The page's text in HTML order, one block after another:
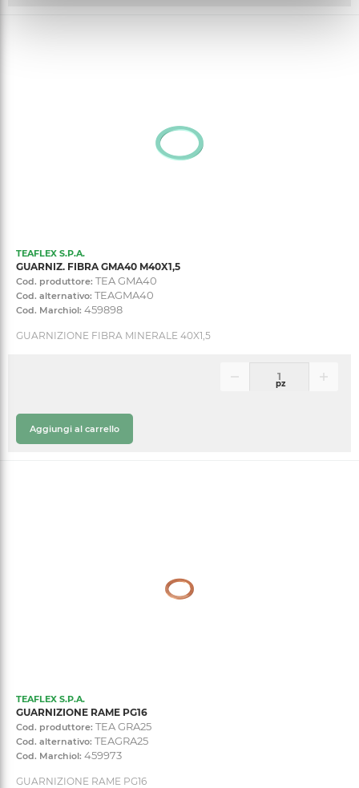
TEAFLEX S.P.A.
GUARNIZ. FIBRA GMA40 M40X1,5
Cod. produttore: TEA GMA40
Cod. alternativo: TEAGMA40
Cod. Marchiol: 459898
GUARNIZIONE FIBRA MINERALE 40X1,5
pz
Aggiungi al carrello
TEAFLEX S.P.A.
GUARNIZIONE RAME PG16
Cod. produttore: TEA GRA25
Cod. alternativo: TEAGRA25
Cod. Marchiol: 459973
GUARNIZIONE RAME PG16